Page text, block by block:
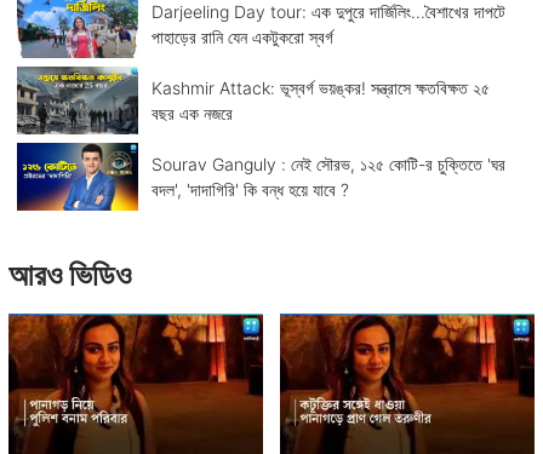
Darjeeling Day tour: এক দুপুরে দার্জিলিং...বৈশাখের দাপটে
পাহাড়ের রানি যেন একটুকরো স্বর্গ
Kashmir Attack: ভূস্বর্গ ভয়ঙ্কর! সন্ত্রাসে ক্ষতবিক্ষত ২৫
বছর এক নজরে
Sourav Ganguly : নেই সৌরভ, ১২৫ কোটি-র চুক্তিতে 'ঘর
বদল', 'দাদাগিরি' কি বন্ধ হয়ে যাবে ?
আরও ভিডিও